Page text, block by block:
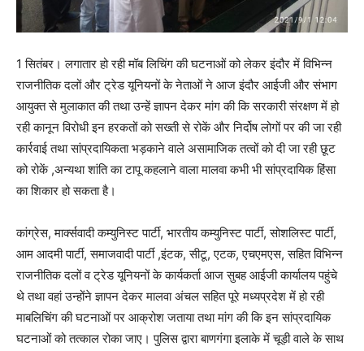
1 सितंबर। लगातार हो रही मॉब लिचिंग की घटनाओं को लेकर इंदौर में विभिन्न
राजनीतिक दलों और ट्रेड यूनियनों के नेताओं ने आज इंदौर आईजी और संभाग
आयुक्त से मुलाकात की तथा उन्हें ज्ञापन देकर मांग की कि सरकारी संरक्षण में हो
रही कानून विरोधी इन हरकतों को सख्ती से रोकें और निर्दोष लोगों पर की जा रही
कार्रवाई तथा सांप्रदायिकता भड़काने वाले असामाजिक तत्वों को दी जा रही छूट
को रोकें ,अन्यथा शांति का टापू कहलाने वाला मालवा कभी भी सांप्रदायिक हिंसा
का शिकार हो सकता है।
कांग्रेस, मार्क्सवादी कम्युनिस्ट पार्टी, भारतीय कम्युनिस्ट पार्टी, सोशलिस्ट पार्टी,
आम आदमी पार्टी, समाजवादी पार्टी ,इंटक, सीटू, एटक, एचएमएस, सहित विभिन्न
राजनीतिक दलों व ट्रेड यूनियनों के कार्यकर्ता आज सुबह आईजी कार्यालय पहुंचे
थे तथा वहां उन्होंने ज्ञापन देकर मालवा अंचल सहित पूरे मध्यप्रदेश में हो रही
माबलिचिंग की घटनाओं पर आक्रोश जताया तथा मांग की कि इन सांप्रदायिक
घटनाओं को तत्काल रोका जाए। पुलिस द्वारा बाणगंगा इलाके में चूड़ी वाले के साथ